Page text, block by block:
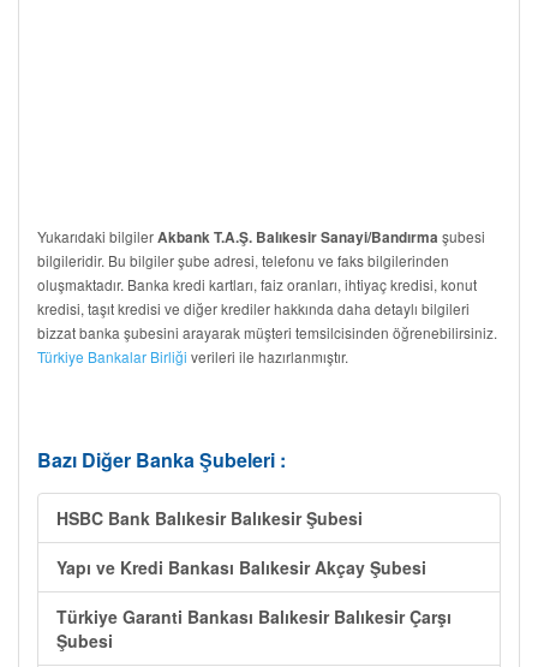
Yukarıdaki bilgilerAkbank T.A.Ş. Balıkesir Sanayi/Bandırma şubesi
bilgileridir. Bu bilgiler şube adresi, telefonu ve faks bilgilerinden
oluşmaktadır. Banka kredi kartları, faiz oranları, ihtiyaç kredisi, konut
kredisi, taşıt kredisi ve diğer krediler hakkında daha detaylı bilgileri
bizzat banka şubesini arayarak müşteri temsilcisinden öğrenebilirsiniz.
Türkiye Bankalar Birliği verileri ile hazırlanmıştır.
Bazı Diğer Banka Şubeleri :
HSBC Bank Balıkesir Balıkesir Şubesi
Yapı ve Kredi Bankası Balıkesir Akçay Şubesi
Türkiye Garanti Bankası Balıkesir Balıkesir Çarşı
Şubesi